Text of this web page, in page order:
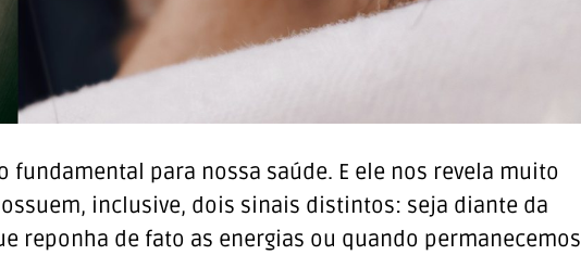
fundamental para nossa saúde. E ele nos revela muito
inclusive, dois sinais distintos: seja diante da
reponha de fato as energias ou quando permanecemos